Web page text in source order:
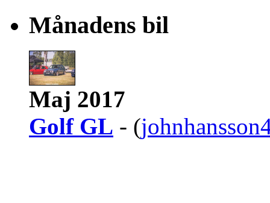
Månadens bil
Maj 2017
Golf GL - (